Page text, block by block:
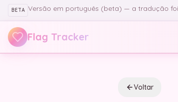
Pular para o conteúdo principal
BETA Versão em português (beta) — a tradução
Flag Tracker
Voltar